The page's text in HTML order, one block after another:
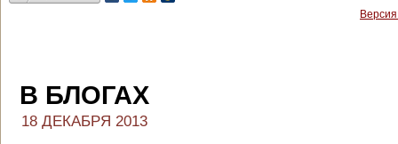
В БЛОГАХ
18 ДЕКАБРЯ 2013